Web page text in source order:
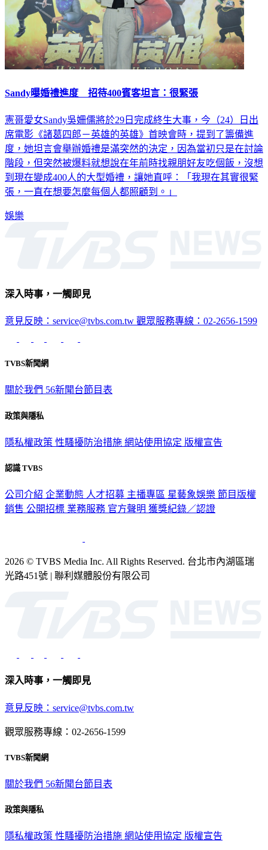
Sandy曝婚禮進度 招待400賓客坦言：很緊張
憲哥愛女Sandy吳姍儒將於29日完成終生大事，今（24）日出
席電影《諸葛四郎－英雄的英雄》首映會時，提到了籌備進
度，她坦言會舉辦婚禮是滿突然的決定，因為當初只是在討論
階段，但突然被爆料就想說在年前時找親朋好友吃個飯，沒想
到現在變成400人的大型婚禮，讓她直呼：「我現在其實很緊
張，一直在想要怎麼每個人都照顧到。」
娛樂
深入時事，一觸即見
意見反映：service@tvbs.com.tw 觀眾服務專線：02-2656-1599
TVBS新聞網
關於我們 56新聞台節目表
政策與隱私
隱私權政策 性騷擾防治措施 網站使用協定 版權宣告
認識 TVBS
公司介紹 企業動態 人才招募 主播專區 星藝象娛樂 節目版權
銷售 公開招標 業務服務 官方聲明 獲獎紀錄／認證
2026 © TVBS Media Inc. All Rights Reserved. 台北市內湖區瑞
光路451號 | 聯利媒體股份有限公司
深入時事，一觸即見
意見反映：service@tvbs.com.tw
觀眾服務專線：02-2656-1599
TVBS新聞網
關於我們 56新聞台節目表
政策與隱私
隱私權政策 性騷擾防治措施 網站使用協定 版權宣告